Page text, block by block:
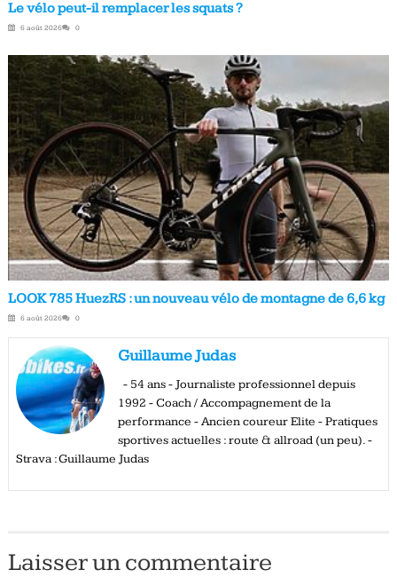
Le vélo peut-il remplacer les squats ?
6 août 2026 0
LOOK 785 HuezRS : un nouveau vélo de montagne de 6,6 kg
6 août 2026 0
Guillaume Judas
- 54 ans - Journaliste professionnel depuis
1992 - Coach / Accompagnement de la
performance - Ancien coureur Elite - Pratiques
sportives actuelles : route & allroad (un peu). -
Strava : Guillaume Judas
Laisser un commentaire